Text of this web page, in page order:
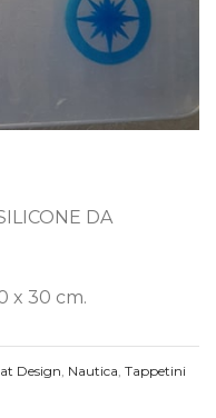
DA
x 30 cm.
Design Nautica Tappetini